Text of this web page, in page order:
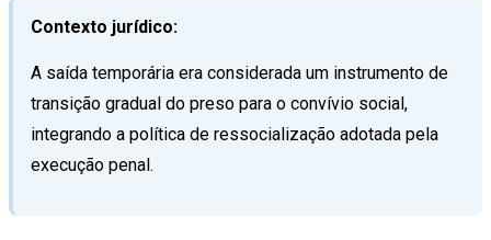
Contexto jurídico:
A saída temporária era considerada um instrumento de
transição gradual do preso para o convívio social,
integrando a política de ressocialização adotada pela
execução penal.